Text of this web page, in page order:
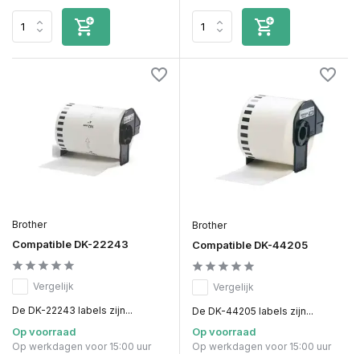
Brother
Compatible DK-22243
Vergelijk
De DK-22243 labels zijn...
Op voorraad
Op werkdagen voor 15:00 uur
Brother
Compatible DK-44205
Vergelijk
De DK-44205 labels zijn...
Op voorraad
Op werkdagen voor 15:00 uur